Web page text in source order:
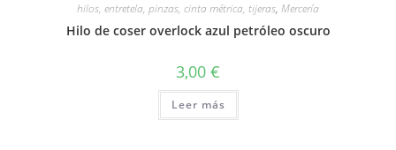
hilos, entretela, pinzas, cinta métrica, tijeras, Mercería
Hilo de coser overlock azul petróleo oscuro
3,00 €
Leer más